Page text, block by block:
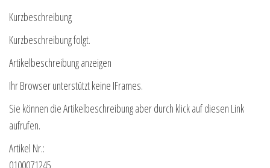
Kurzbeschreibung
Kurzbeschreibung folgt.
Artikelbeschreibung anzeigen
Ihr Browser unterstützt keine IFrames.
Sie können die Artikelbeschreibung aber durch klick auf diesen Link
aufrufen.
Artikel Nr.:
0100071245